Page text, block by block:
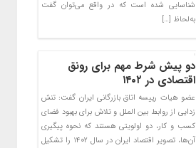
شناسایی شده است که در واقع می‌توان گفت
به‌لحاظ […]
دو پیش شرط مهم برای رونق
اقتصادی در ۱۴۰۲
عضو هیات رییسه اتاق بازرگانی ایران گفت: تنش
زدایی از روابط بین الملل و تلاش برای بهبود فضای
کسب و کار، دو اولویتی هستند که نحوه پیگیری
آن‌ها، تصویر اقتصاد ایران در سال ۱۴۰۲ را تشکیل